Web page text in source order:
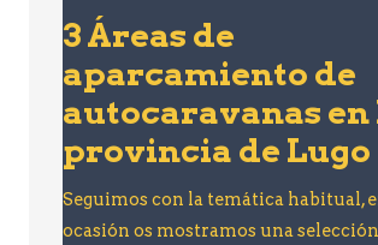
3 Áreas de
aparcamiento de
autocaravanas en
provincia de Lugo
Seguimos con la temática habitual,
ocasión os mostramos una selección